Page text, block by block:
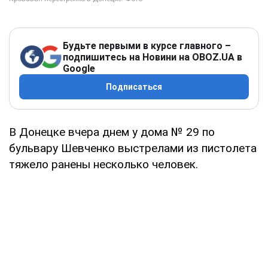
Будьте первыми в курсе главного –
подпишитесь на Новини на OBOZ.UA в
Google
Подписаться
В Донецке вчера днем у дома № 29 по
бульвару Шевченко выстрелами из пистолета
тяжело ранены несколько человек.